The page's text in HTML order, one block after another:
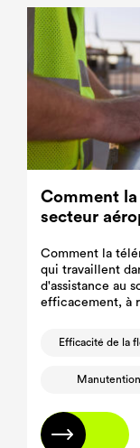
Comment
secteur
Comment la
qui travaillent
d'assistance au
efficacement, à
Efficacité de la
Manutention
En